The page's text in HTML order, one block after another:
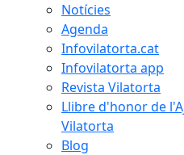
Notícies
Agenda
Infovilatorta.cat
Infovilatorta app
Revista Vilatorta
Llibre d'honor de
Vilatorta
Blog